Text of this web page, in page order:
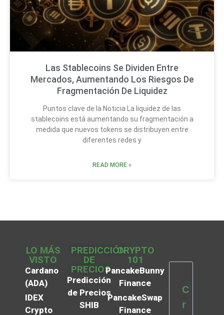
Las Stablecoins Se Dividen Entre
Mercados, Aumentando Los Riesgos De
Fragmentación De Liquidez
Puntos clave de la Noticia La liquidez de las
stablecoins está aumentando su fragmentación a
medida que nuevos tokens se distribuyen entre
diferentes redes y
READ MORE »
LO MÁS
VISTO
Cardano
(ADA)
IDEX
Crypto
PREDICCIÓN
DE
PRECIOS
Predicción
de Precios
SHIB
CRYPTO
101
PancakeBunny
Finance
PancakeSwap
Finance
C
r